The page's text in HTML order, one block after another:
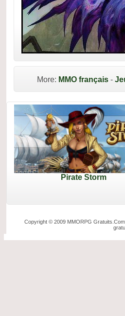
More: MMO français -
Pirate Storm
Copyright © 2009 MMORPG